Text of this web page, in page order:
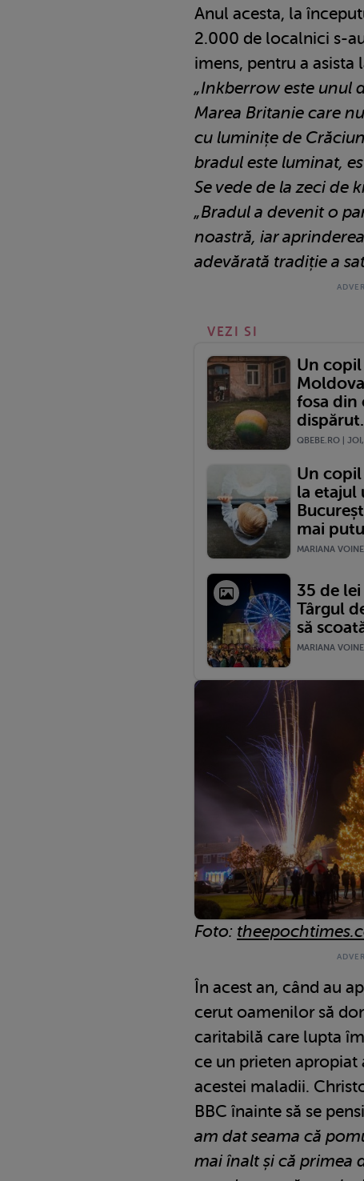
Anul acesta, la
2.000 de localnici s-
imens, pentru a
„Inkberrow este unul
Marea Britanie care
cu luminițe de
bradul este luminat,
Se vede de la zeci de
„Bradul a devenit o
noastră, iar
adevărată tradiție a
VEZI SI
Un
fosa din
QBEBE.RO |
Un
la etajul
mai
MARIANA
35 de
Târgul
să
MARIANA
Foto:
În acest an, când au
cerut oamenilor să
caritabilă care lupta
ce un prieten apropiat
acestei maladii.
BBC înainte să se
am dat seama că
mai înalt și că primea